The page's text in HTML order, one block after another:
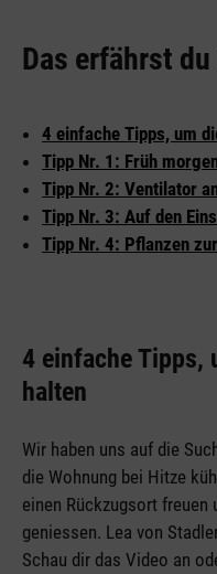
Das erfährst
4 einfache Tipps, um
Tipp Nr. 1: Früh
Tipp Nr. 2: Ventilator
Tipp Nr. 3: Auf den
Tipp Nr. 4: Pflanzen
4 einfache Tipps,
halten
Wir haben uns auf die
die Wohnung bei Hitze
einen Rückzugsort freuen
geniessen. Lea von
Schau dir das Video an